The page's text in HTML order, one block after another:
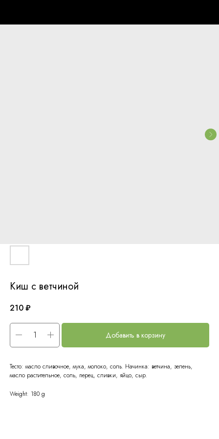
Киш с ветчиной
210₽
Добавить в корзину
Тесто: масло сливочное, мука, молоко, соль. Начинка: ветчина, зелень,
масло растительное, соль, перец, сливки, яйцо, сыр.
Weight: 180 g